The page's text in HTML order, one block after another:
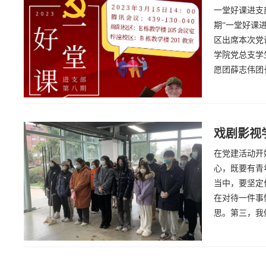
一堂好课进支
期“一堂好课
区出席本次
学院党总支学
愿团薛志伟
戏剧影视
在党建活动
心，既要有
当中，要坚
在对待一件
思。第三，